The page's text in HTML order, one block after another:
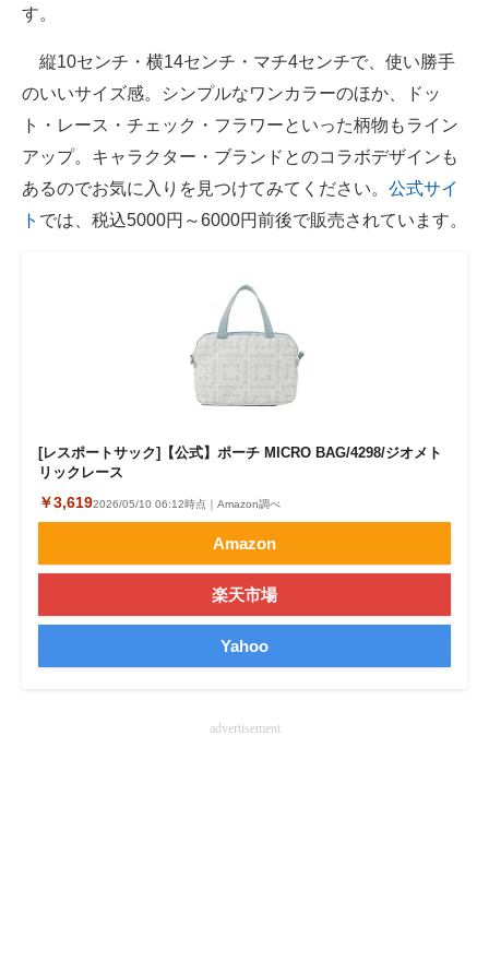
す。
縦10センチ・横14センチ・マチ4センチで、使い勝手
のいいサイズ感。シンプルなワンカラーのほか、ドッ
ト・レース・チェック・フラワーといった柄物もライン
アップ。キャラクター・ブランドとのコラボデザインも
あるのでお気に入りを見つけてみてください。 公式サイ
ト では、税込5000円～6000円前後で販売されています。
[レスポートサック]【公式】ポーチ MICRO BAG/4298/ジオメト
リックレース
￥3,6192026/05/10 06:12時点｜Amazon調べ
Amazon
楽天市場
Yahoo
advertisement